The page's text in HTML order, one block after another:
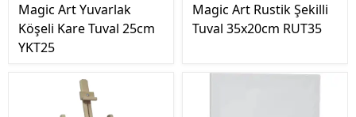
Magic Art Yuvarlak
Köşeli Kare Tuval 25cm
YKT25
Magic Art Rustik Şekilli
Tuval 35x20cm RUT35